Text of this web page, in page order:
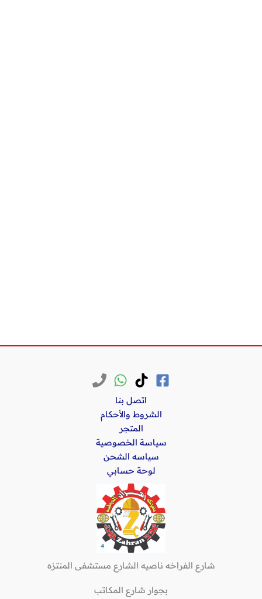
اتصل بنا
الشروط والأحكام
المتجر
سياسة الخصوصية
سياسه الشحن
لوحة حسابي
شارع الفراخه ناصيه الشارع مستشفى المنتزه
بجوار شارع المكاتب